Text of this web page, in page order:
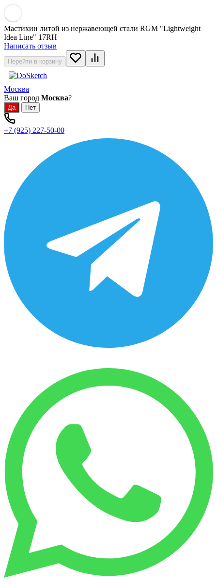
Мастихин литой из нержавеющей стали RGM "Lightweight
Idea Line" 17RH
Написать отзыв
Перейти в корзину
Москва
Ваш город Москва?
+7 (925) 227-50-00